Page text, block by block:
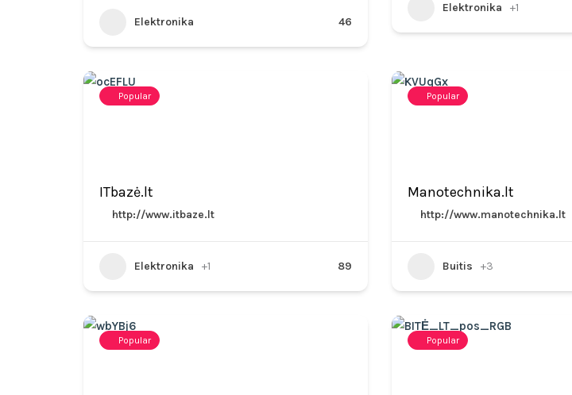
Elektronika 46
Elektronika +1
Popular
ITbazė.lt
http://www.itbaze.lt
Elektronika +1 89
Popular
Manotechnika.lt
http://www.manotechnika.lt
Buitis +3
Popular Popular